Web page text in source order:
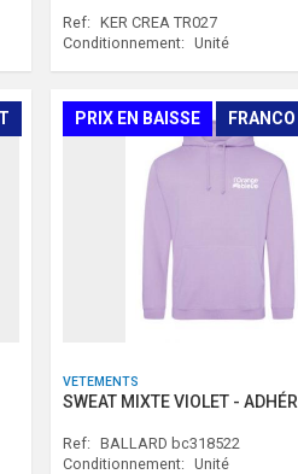
Ref:
KER CREA TR027
Conditionnement:
Unité
PRIX EN BAISSE
VETEMENTS
SWEAT MIXTE VIOLET -
Ref:
BALLARD bc318522
Conditionnement:
Unité